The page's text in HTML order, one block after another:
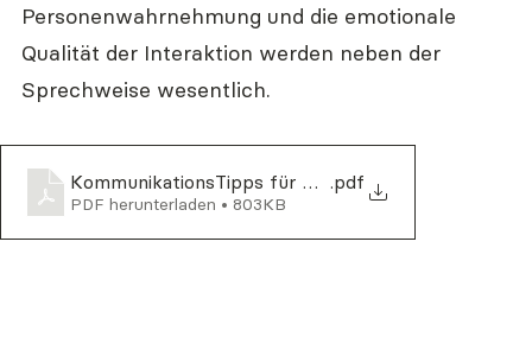
Personenwahrnehmung und die emotionale
Qualität der Interaktion werden neben der
Sprechweise wesentlich.
KommunikationsTipps für BeraterInnen
.pdf
PDF herunterladen • 803KB